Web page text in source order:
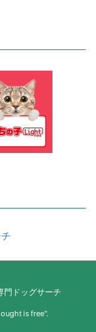
門ドッグサーチ
is free".